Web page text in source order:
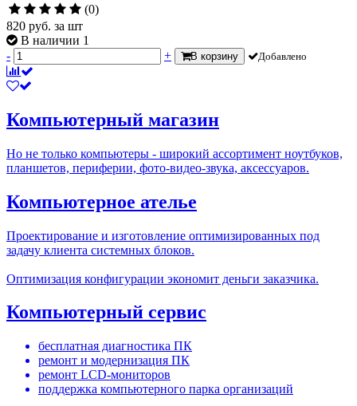
(0)
820 руб. за шт
В наличии 1
-
+ В корзину Добавлено
Компьютерный магазин
Но не только компьютеры - широкий ассортимент ноутбуков,
планшетов, периферии, фото-видео-звука, аксессуаров.
Компьютерное ателье
Проектирование и изготовление оптимизированных под
задачу клиента системных блоков.
Оптимизация конфигурации экономит деньги заказчика.
Компьютерный сервис
бесплатная диагностика ПК
ремонт и модернизация ПК
ремонт LCD-мониторов
поддержка компьютерного парка организаций